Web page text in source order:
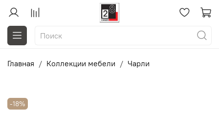
Главная Коллекции мебели Чарли
-18%